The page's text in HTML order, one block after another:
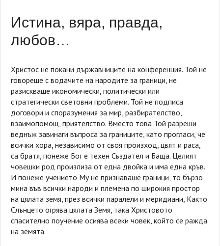
Истина, вяра, правда,
любов…
Христос не покани държавниците на конференция. Той не
говореше с водачите на народите за граници, не
разискваше икономически, политически или
стратегически световни проблеми. Той не подписа
договори и споразумения за мир, разбирателство,
взаимопомощ, приятелство. Вместо това Той разреши
веднъж завинаги въпроса за границите, като прогласи, че
всички хора, независимо от своя произход, цвят и раса,
са братя, понеже Бог е техен Създател и Баща. Целият
човешки род произлиза от една двойка и има една кръв.
И понеже учението Му не признаваше граници, то бързо
мина във всички народи и племена по широкия простор
на цялата земя, през всички паралели и меридиани, Както
Слънцето огрява цялата Земя, така Христовото
спасително поучение осиява всеки човек, който се ражда
на земята.